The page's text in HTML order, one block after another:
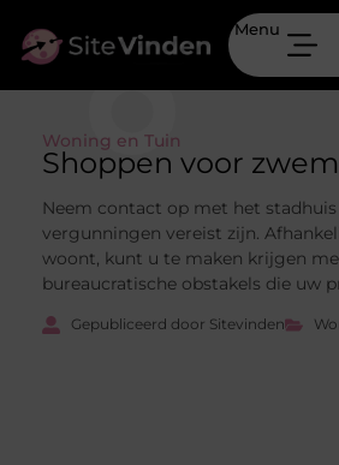
Menu
Woning en Tuin
Shoppen voor
Neem contact op met het
vergunningen vereist zijn.
woont, kunt u te maken krijgen
bureaucratische obstakels die uw
Gepubliceerd door Sitevinden